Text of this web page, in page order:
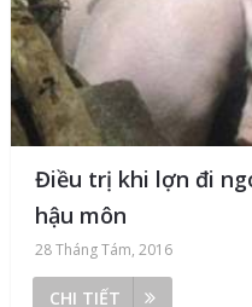
Điều trị khi lợn đi
hậu môn
28 Tháng Tám, 2016
CHI TIẾT